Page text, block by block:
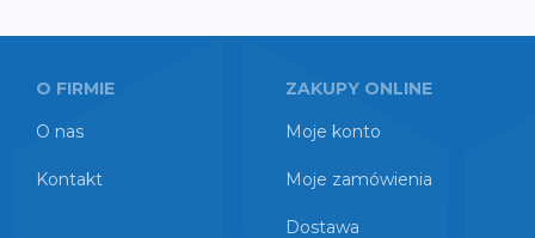
O FIRMIE
O nas
Kontakt
ZAKUPY ONLINE
Moje konto
Moje zamówienia
Dostawa